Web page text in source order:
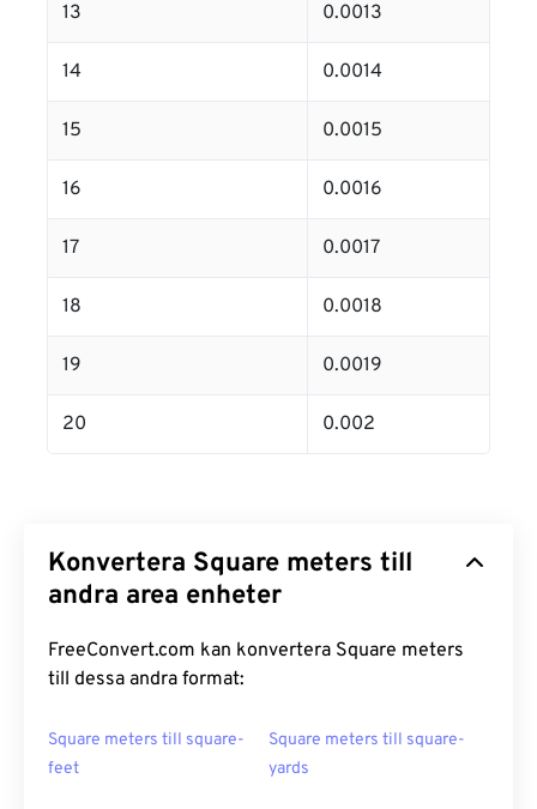
13 0.0013
14 0.0014
15 0.0015
16 0.0016
17 0.0017
18 0.0018
19 0.0019
20 0.002
Konvertera Square meters till
andra area enheter
FreeConvert.com kan konvertera Square meters
till dessa andra format:
Square meters till square-
feet
Square meters till square-
yards